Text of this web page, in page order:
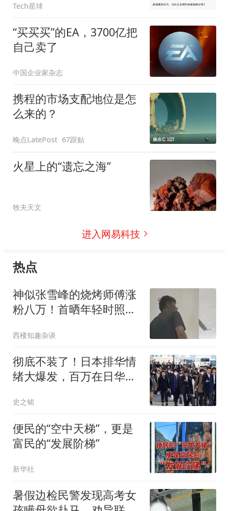
Tech星球
“买买买”的EA，3700亿把
自己卖了
中国企业家杂志
携程的市场支配地位是怎
么来的？
晚点LatePost 67跟贴
火星上的“遗忘之海”
牧夫天文
进入网易科技
热点
神似张雪峰的烧烤师傅涨
粉八万！首晒年轻时照片
西楼知趣杂谈
彻底不装了！日本排华情
绪大爆发，百万在日华人
史之铭
便民的“空中天梯”，更是
富民的“发展阶梯”
新华社
暑假边检民警发现高考女